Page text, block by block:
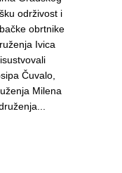
održivost i
obrtnike
Ivica
Čuvalo,
Milena